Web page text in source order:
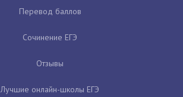
Перевод баллов
Сочинение ЕГЭ
Отзывы
Лучшие онлайн-школы ЕГЭ